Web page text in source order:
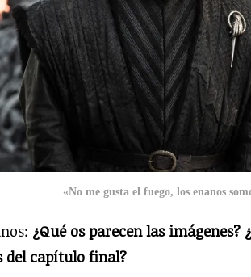
«No me gusta el fuego, los enanos
¿Qué os parecen las
del capítulo final?